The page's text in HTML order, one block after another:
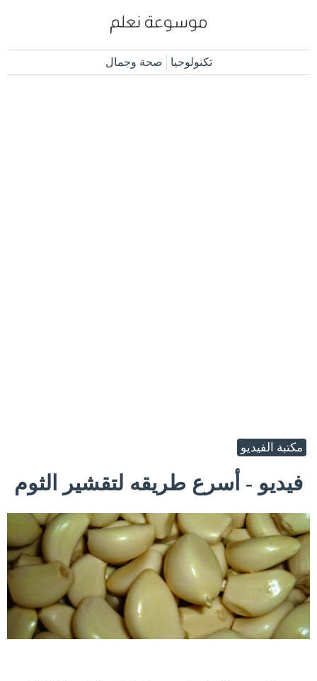
تكنولوجيا صحة وجمال
مكتبة الفيديو
فيديو - أسرع طريقه لتقشير الثوم